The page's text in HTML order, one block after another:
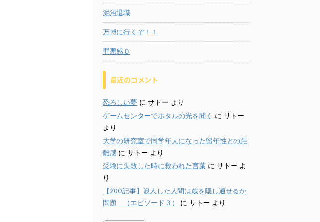
泥沼退職
万博に行くぞ！！
罪悪感０
最近のコメント
恐ろしい夢 に サトー より
ゲームセンターでホタルの光を聞く に サトー
より
大学の研究室で同学年人になった留年性との距
離感 に サトー より
受験に失敗した時に救われた言葉 に サトー よ
り
【200記事】浪人した人間は歳を隠し通せるか
問題 （エピソード３）
に サトー より